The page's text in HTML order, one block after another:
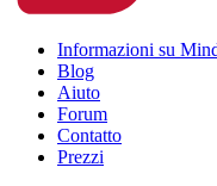
Informazioni su
Blog
Aiuto
Forum
Contatto
Prezzi